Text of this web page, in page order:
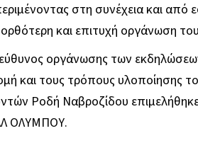
στη συνέχεια και από
και επιτυχή οργάνωση
οργάνωσης των
και τους τρόπους υλοποίησης
Ροδή Ναβροζίδου
ΟΛΥΜΠΟΥ.